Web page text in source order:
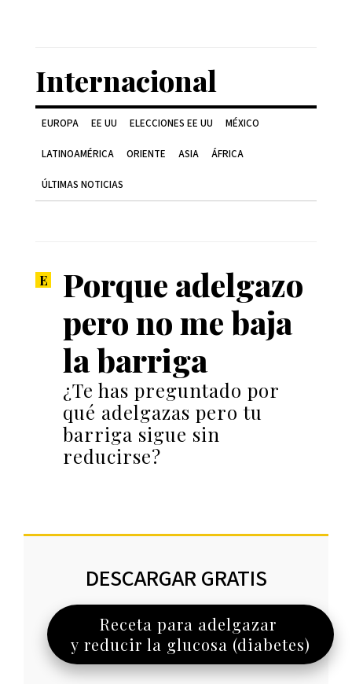
Internacional
EUROPA EE UU ELECCIONES EE UU MÉXICO
LATINOAMÉRICA ORIENTE ASIA ÁFRICA
ÚLTIMAS NOTICIAS
Porque adelgazo
pero no me baja
la barriga
¿Te has preguntado por
qué adelgazas pero tu
barriga sigue sin
reducirse?
DESCARGAR GRATIS
Receta para adelgazar
y reducir la glucosa (diabetes)